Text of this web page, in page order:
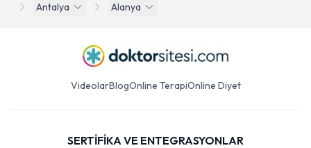
Antalya
Alanya
VideolarBlogOnline TerapiOnline Diyet
SERTİFİKA VE ENTEGRASYONLAR